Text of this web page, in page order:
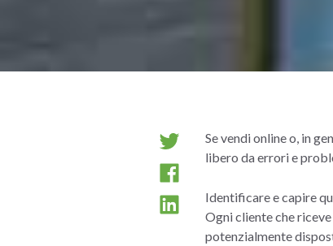
Se vendi online o, in
libero da errori e
Identificare e capire
Ogni cliente che
potenzialmente